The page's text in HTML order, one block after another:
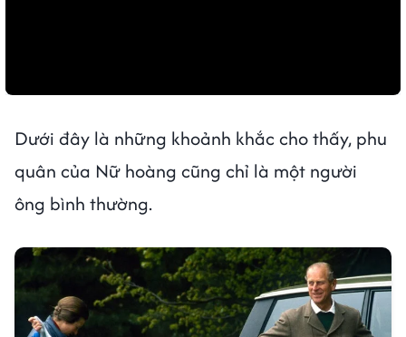
Dưới đây là những khoảnh khắc cho thấy, phu
quân của Nữ hoàng cũng chỉ là một người
ông bình thường.